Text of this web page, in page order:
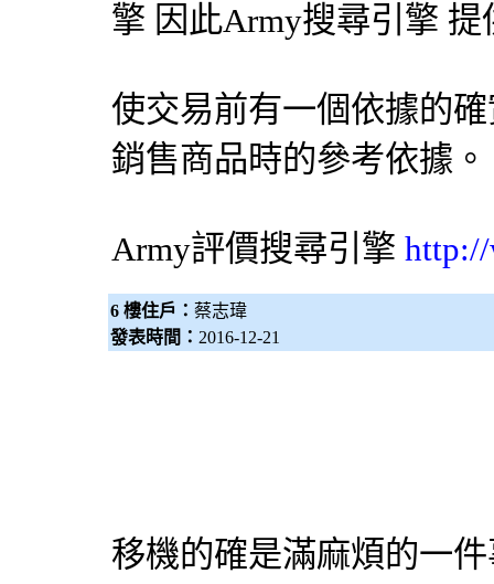
擎 因此Army搜尋引擎 提
使交易前有一個依據的
銷售商品時的參考依據。
Army評價搜尋引擎
6 樓住戶： 蔡志瑋
發表時間： 2016-12-21
移機的確是滿麻煩的一